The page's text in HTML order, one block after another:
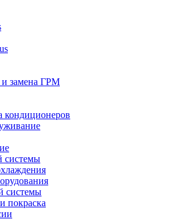
и замена ГРМ
кондиционеров
системы
системы
покраска